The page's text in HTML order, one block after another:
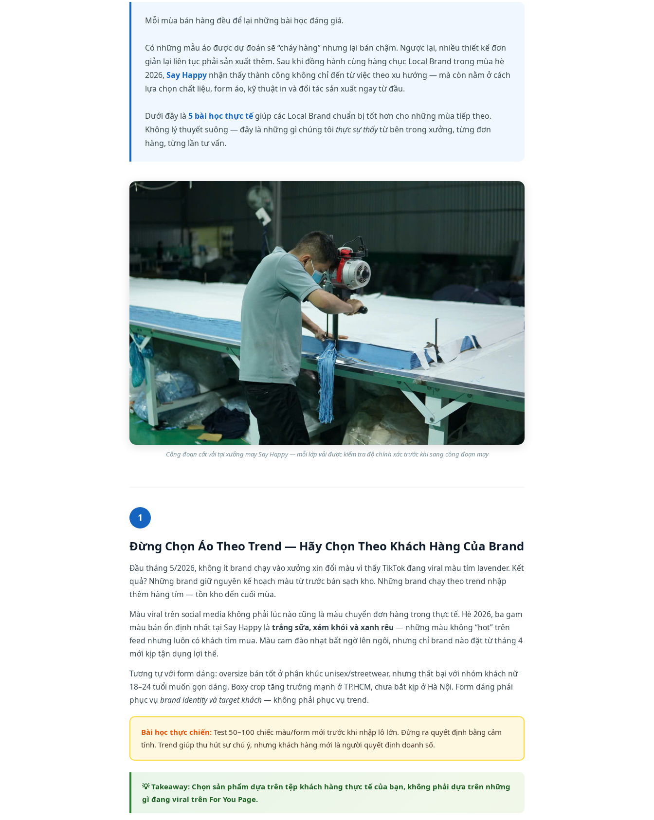
Mỗi mùa bán hàng đều để lại những bài học đáng giá.
Có những mẫu áo được dự đoán sẽ “cháy hàng” nhưng lại bán chậm. Ngược lại, nhiều thiết kế đơn
giản lại liên tục phải sản xuất thêm. Sau khi đồng hành cùng hàng chục Local Brand trong mùa hè
2026, Say Happy nhận thấy thành công không chỉ đến từ việc theo xu hướng — mà còn nằm ở cách
lựa chọn chất liệu, form áo, kỹ thuật in và đối tác sản xuất ngay từ đầu.
Dưới đây là 5 bài học thực tếgiúp các Local Brand chuẩn bị tốt hơn cho những mùa tiếp theo.
Không lý thuyết suông — đây là những gì chúng tôi thực sự thấytừ bên trong xưởng, từng đơn
hàng, từng lần tư vấn.
Công đoạn cắt vải tại xưởng may Say Happy — mỗi lớp vải được kiểm tra độ chính xác trước khi sang công đoạn may
1
Đừng Chọn Áo Theo Trend — Hãy Chọn Theo Khách Hàng Của Brand
Đầu tháng 5/2026, không ít brand chạy vào xưởng xin đổi màu vì thấy TikTok đang viral màu tím lavender. Kết
quả? Những brand giữ nguyên kế hoạch màu từ trước bán sạch kho. Những brand chạy theo trend nhập
thêm hàng tím — tồn kho đến cuối mùa.
Màu viral trên social media không phải lúc nào cũng là màu chuyển đơn hàng trong thực tế. Hè 2026, ba gam
màu bán ổn định nhất tại Say Happy là trắng sữa, xám khói và xanh rêu — những màu không “hot” trên
feed nhưng luôn có khách tìm mua. Màu cam đào nhạt bất ngờ lên ngôi, nhưng chỉ brand nào đặt từ tháng 4
mới kịp tận dụng lợi thế.
Tương tự với form dáng: oversize bán tốt ở phân khúc unisex/streetwear, nhưng thất bại với nhóm khách nữ
18–24 tuổi muốn gọn dáng. Boxy crop tăng trưởng mạnh ở TP.HCM, chưa bắt kịp ở Hà Nội. Form dáng phải
phục vụ brand identity và target khách — không phải phục vụ trend.
Bài học thực chiến:Test 50–100 chiếc màu/form mới trước khi nhập lô lớn. Đừng ra quyết định bằng cảm
tính. Trend giúp thu hút sự chú ý, nhưng khách hàng mới là người quyết định doanh số.
Chọn sản phẩm dựa trên tệp khách hàng thực tế của bạn, không phải dựa trên những
gì đang viral trên For You Page.